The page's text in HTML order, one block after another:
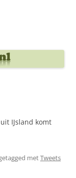
IJsland komt
metTweets